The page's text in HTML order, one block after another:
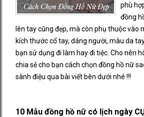
phù
đồng
lên tay cũng đẹp, mà còn phụ thuộc vào
kích thước cổ tay, dáng người, màu da
bạn sử dụng đi làm hay đi tiệc. Cho nên
chia sẻ cho bạn cách chọn đồng hồ nữ
sành điệu qua bài viết bên dưới nhé !!!
10 Mẫu đồng hồ nữ có lịch ngày